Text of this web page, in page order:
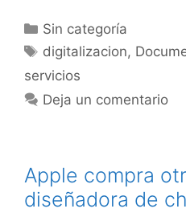
Categorías
Sin categoría
Etiquetas
digitalizacion,
servicios
Deja un comentario
Apple compra
diseñadora de